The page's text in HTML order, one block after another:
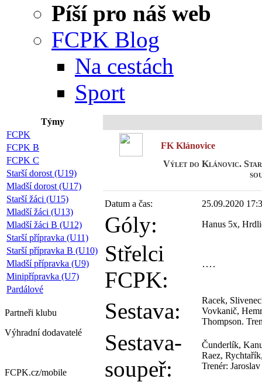
Píší pro náš web
FCPK Blog
Na cestách
Sport
Týmy
FCPK
FCPK B
FCPK C
Starší dorost (U19)
Mladší dorost (U17)
Starší žáci (U15)
Mladší žáci (U13)
Mladší žáci B (U12)
Starší přípravka (U11)
Starší přípravka B (U10)
Mladší přípravka (U9)
Minipřípravka (U7)
Pardálové
Partneři klubu
Výhradní dodavatelé
FCPK.cz/mobile
FK Klánovice
Výlet do Klánovic.
Datum a čas: 25.09.2020
Góly: Hanus 5x,
Střelci
FCPK:
Sestava:
Racek,
Vovkanič,
Thompson.
Sestava-
soupeř:
Čunderlík,
Raez,
Trenér: